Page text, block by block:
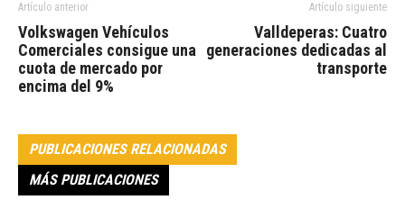
Artículo anterior
Volkswagen Vehículos
Comerciales consigue una
cuota de mercado por
encima del 9%
Artículo siguiente
Valldeperas: Cuatro
generaciones dedicadas al
transporte
PUBLICACIONES RELACIONADAS
MÁS PUBLICACIONES